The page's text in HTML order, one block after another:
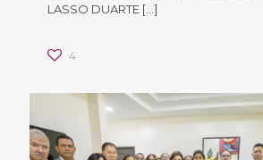
LASSO DUARTE […]
4